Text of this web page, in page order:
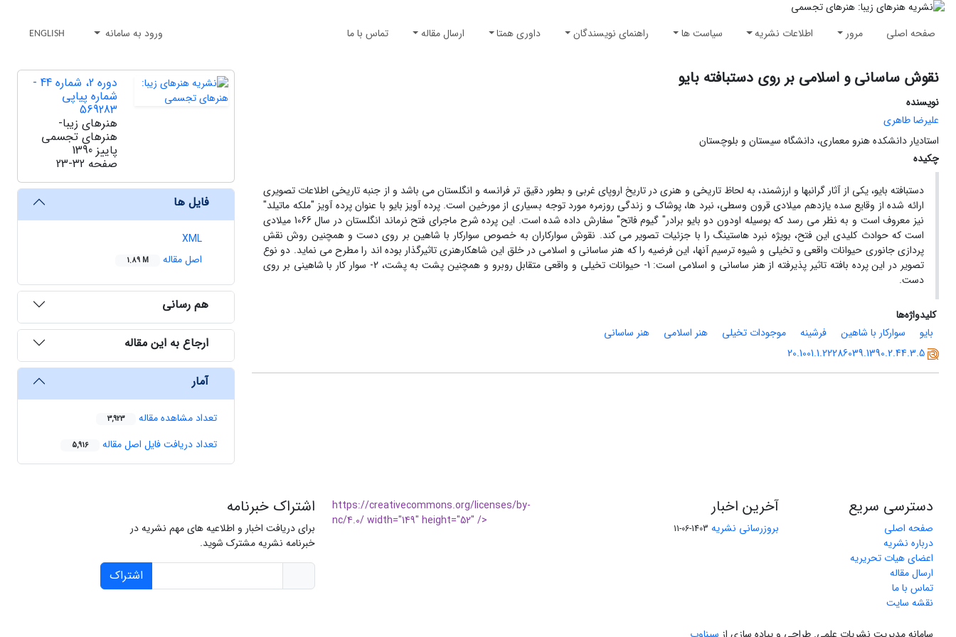
صفحه اصلی مرور اطلاعات نشریه سیاست ها راهنمای نویسندگان داوری همتا ارسال مقاله تماس با ما ورود به سامانه ENGLISH
نقوش ساسانی و اسلامی بر روی دستبافته بایو
نویسنده
علیرضا طاهری
استادیار دانشکده هنرو معماری، دانشگاه سیستان و بلوچستان
چکیده
دستبافته بایو، یکی از آثار گرانبها و ارزشمند، به لحاظ تاریخی و هنری در تاریخ اروپای غربی و بطور دقیق تر فرانسه و انگلستان می باشد و از جنبه تاریخی اطلاعات تصویری
ارائه شده از وقایع سده یازدهم میلادی قرون وسطی، نبرد ها، پوشاک و زندگی روزمره مورد توجه بسیاری از مورخین است. پرده آویز بایو با عنوان پرده آویز "ملکه ماتیلد"
نیز معروف است و به نظر می رسد که بوسیله اودون دو بایو برادر" گیوم فاتح" سفارش داده شده است. این پرده شرح ماجرای فتح نرماند انگلستان در سال 1066 میلادی
است که حوادث کلیدی این فتح، بویژه نبرد هاستینگ را با جزئیات تصویر می کند. نقوش سوارکاران به خصوص سوارکار با شاهین بر روی دست و همچنین روش نقش
پردازی جانوری حیوانات واقعی و تخیلی و شیوه ترسیم آنها، این فرضیه را که هنر ساسانی و اسلامی در خلق این شاهکارهنری تاثیرگذار بوده اند را مطرح می نماید. دو نوع
تصویر در این پرده بافته تاثیر پذیرفته از هنر ساسانی و اسلامی است: 1- حیوانات تخیلی و واقعی متقابل روبرو و همچنین پشت به پشت، 2- سوار کار با شاهینی بر روی
دست.
کلیدواژه‌ها
بایو
سوارکار با شاهین فرشینه موجودات تخیلی هنر اسلامی
هنر ساسانی
20.1001.1.22286039.1390.2.44.3.5
دوره 2، شماره 44 -
شماره پیاپی
569283
هنرهای زیبا-
هنرهای تجسمی
پاییز 1390
صفحه 23-32
فایل ها
XML
اصل مقاله
1.89 M
هم رسانی
ارجاع به این مقاله
آمار
تعداد مشاهده مقاله 3,923
تعداد دریافت فایل اصل مقاله 5,916
دسترسی سریع
صفحه اصلی
درباره نشریه
اعضای هیات تحریریه
ارسال مقاله
تماس با ما
نقشه سایت
آخرین اخبار
بروزرسانی نشریه 1403-06-11
https://creativecommons.org/licenses/by-
nc/4.0/ width="149" height="52" />
اشتراک خبرنامه
برای دریافت اخبار و اطلاعیه های مهم نشریه در
خبرنامه نشریه مشترک شوید.
اشتراک